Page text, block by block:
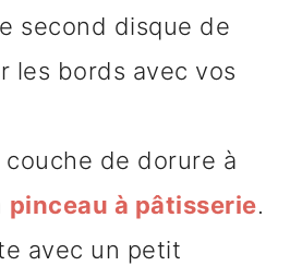
second disque de
les bords avec vos
de dorure à
pinceau à pâtisserie.
avec un petit